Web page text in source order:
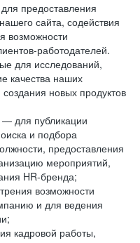
предоставления
сайта, содействия
возможности
работодателей.
для исследований,
качества наших
новых продуктов
— для публикации
и подбора
предоставления
мероприятий,
HR-бренда;
возможности
и для ведения
кадровой работы,